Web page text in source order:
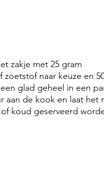
zakje met 25 gram
naar keuze en
glad geheel in een
aan de kook en laat het
koud geserveerd